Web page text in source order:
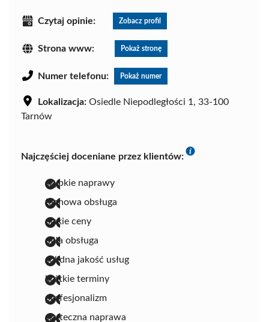
Czytaj opinie: Zobacz profil
Strona www: Pokaż stronę
Numer telefonu: Pokaż numer
Lokalizacja: Osiedle Niepodległości 1, 33-100
Tarnów
Najczęściej doceniane przez klientów:
szybkie naprawy
fachowa obsługa
niskie ceny
miła obsługa
solidna jakość usług
krótkie terminy
profesjonalizm
skuteczna naprawa